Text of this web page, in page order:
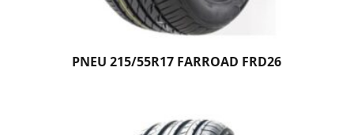
PNEU 215/55R17 FARROAD FRD26